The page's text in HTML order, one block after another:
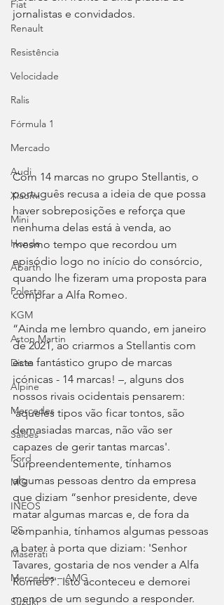
Fiat
Renault
Resistência
Velocidade
Ralis
Fórmula 1
Mercado
Audi
Xiaomi
Mini
Honda
Abarth
Polestar
KGM
Aston Martin
Dicas
Alpine
Mercedes
Salões
Ford
MG
INEOS
DS
Maserati
Mercedes – AMG
Suzuki
jornalistas e convidados.
Com 14 marcas no grupo Stellantis, o
português recusa a ideia de que possa
haver sobreposições e reforça que
nenhuma delas está à venda, ao
mesmo tempo que recordou um
episódio logo no início do consórcio,
quando lhe fizeram uma proposta para
comprar a Alfa Romeo.
“Ainda me lembro quando, em janeiro
de 2021, ao criarmos a Stellantis com
este fantástico grupo de marcas
icónicas - 14 marcas! –, alguns dos
nossos rivais ocidentais pensarem:
'aqueles tipos vão ficar tontos, são
demasiadas marcas, não vão ser
capazes de gerir tantas marcas'.
Surpreendentemente, tínhamos
algumas pessoas dentro da empresa
que diziam “senhor presidente, deve
matar algumas marcas e, de fora da
companhia, tínhamos algumas pessoas
a bater à porta que diziam: 'Senhor
Tavares, gostaria de nos vender a Alfa
Romeo?'. Isto aconteceu e demorei
menos de um segundo a responder.